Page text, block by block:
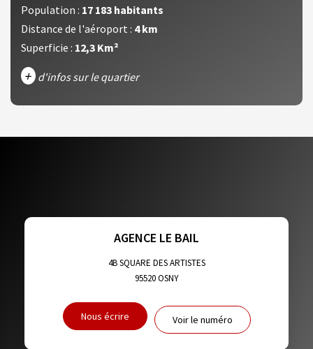
Population : 17 183 habitants
Distance de l'aéroport : 4 km
Superficie : 12,3 Km²
+ d'infos sur le quartier
DISTANCE DE L'AÉROPORT : SUPERFICIE :
RESTAURANTS ET CAFÉS COMMERCES
AGENCE LE BAIL
4B SQUARE DES ARTISTES
95520OSNY
Nous écrire Voir le numéro